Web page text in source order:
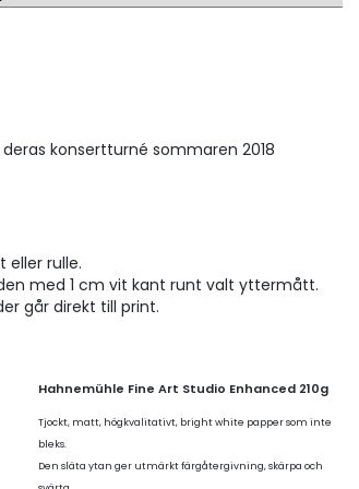
konsertturné sommaren 2018
eller rulle.
med 1 cm vit kant runt valt yttermått.
går direkt till print.
Hahnemühle Fine Art Studio Enhanced 210g
Tjockt, matt, högkvalitativt, bright white papper som inte
bleks.
Den släta ytan ger utmärkt färgåtergivning, skärpa och